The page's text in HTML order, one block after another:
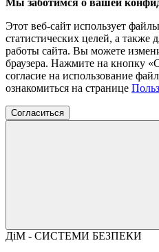
Этот веб-сайт использует
статистических целей, а также
работы сайта. Вы можете
браузера. Нажмите на кнопку
согласие на использование
ознакомиться на странице
Согласиться
ДіМ - СИСТЕМИ БЕЗПЕКИ